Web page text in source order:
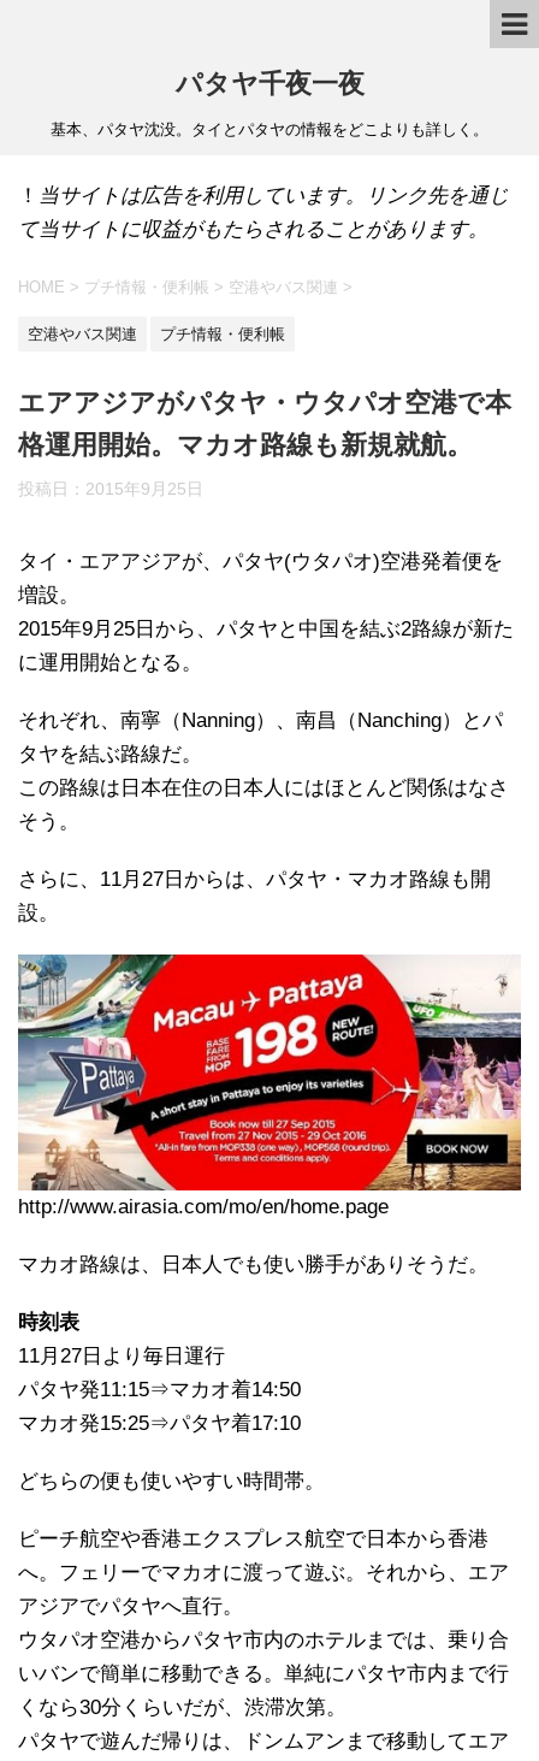
パタヤ千夜一夜
基本、パタヤ沈没。タイとパタヤの情報をどこよりも詳しく。
！ 当サイトは広告を利用しています。リンク先を通じ
て当サイトに収益がもたらされることがあります。
HOME > プチ情報・便利帳 > 空港やバス関連 >
空港やバス関連 プチ情報・便利帳
エアアジアがパタヤ・ウタパオ空港で本
格運用開始。マカオ路線も新規就航。
投稿日： 2015年9月25日
タイ・エアアジアが、パタヤ(ウタパオ)空港発着便を
増設。
2015年9月25日から、パタヤと中国を結ぶ2路線が新た
に運用開始となる。
それぞれ、南寧（Nanning）、南昌（Nanching）とパ
タヤを結ぶ路線だ。
この路線は日本在住の日本人にはほとんど関係はなさ
そう。
さらに、11月27日からは、パタヤ・マカオ路線も開
設。
http://www.airasia.com/mo/en/home.page
マカオ路線は、日本人でも使い勝手がありそうだ。
時刻表
11月27日より毎日運行
パタヤ発11:15⇒マカオ着14:50
マカオ発15:25⇒パタヤ着17:10
どちらの便も使いやすい時間帯。
ピーチ航空や香港エクスプレス航空で日本から香港
へ。フェリーでマカオに渡って遊ぶ。それから、エア
アジアでパタヤへ直行。
ウタパオ空港からパタヤ市内のホテルまでは、乗り合
いバンで簡単に移動できる。単純にパタヤ市内まで行
くなら30分くらいだが、渋滞次第。
パタヤで遊んだ帰りは、ドンムアンまで移動してエア